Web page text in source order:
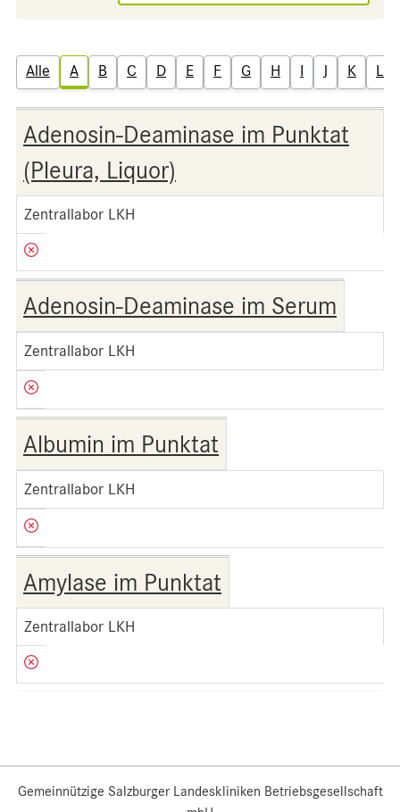
Alle A B C D E F G H I J K L
Adenosin-Deaminase im Punktat
(Pleura, Liquor)
Zentrallabor LKH
Adenosin-Deaminase im Serum
Zentrallabor LKH
Albumin im Punktat
Zentrallabor LKH
Amylase im Punktat
Zentrallabor LKH
Gemeinnützige Salzburger Landeskliniken Betriebsgesellschaft